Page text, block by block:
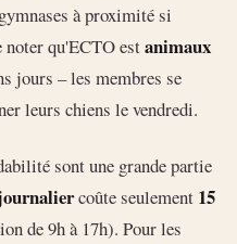
à proximité si
qu'ECTO estanimaux
jours – les membres se
leurs chiens le vendredi.
sont une grande partie
coûte seulement 15
de 9h à 17h). Pour les